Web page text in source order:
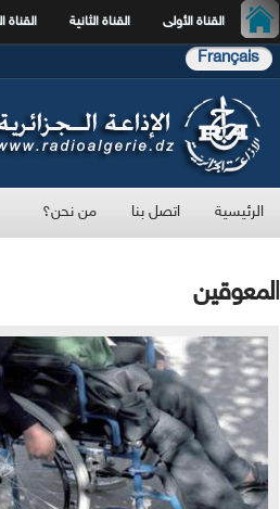
القناة الأولى القناة الثانية القناة
Français
الرئيسية اتصل بنا من نحن؟
المعوقين